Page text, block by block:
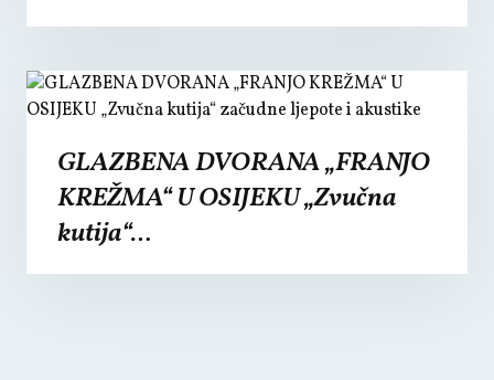
GLAZBENA DVORANA „FRANJO
KREŽMA“ U OSIJEKU „Zvučna
kutija“…